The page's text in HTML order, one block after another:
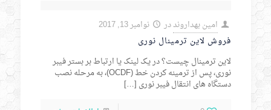
امین بهدارونددر
نوامبر 13, 2017
فروش لاین ترمینال نوری
لاین ترمینال چیست؟ در یک لینک یا ارتباط بر بستر فیبر
نوری، پس از ترمینه کردن خط (OCDF)، به مرحله نصب
دستگاه های انتقال فیبر نوری […]